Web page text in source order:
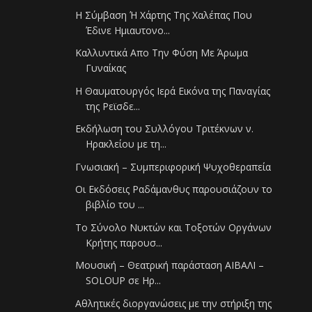
Η Σύμβαση Ή Χάρτης Της Χαλέπας Που
Έδινε Ημιαυτονο...
Καλλυντικά Απο Την Φύση Με Άρωμα
Γυναίκας
Η Θαυματουργός Ιερά Εικόνα της Παναγίας
της Ρεϊσδε...
Εκδήλωση του Συλλόγου Τριτέκνων ν.
Ηρακλείου με τη...
Γνωσιακή – Συμπεριφορική Ψυχοθεραπεία
Οι Εκδόσεις Ραδάμανθυς παρουσιάζουν το
βιβλίο του ...
Το Σύνολο Νυκτών και Τοξοτών Οργάνων
Κρήτης παρουσ...
Μουσική – Θεατρική παράσταση ΑΙΒΑΛΙ –
SOLOUP σε Ηρ...
Αθλητικές διοργανώσεις με την στήριξη της